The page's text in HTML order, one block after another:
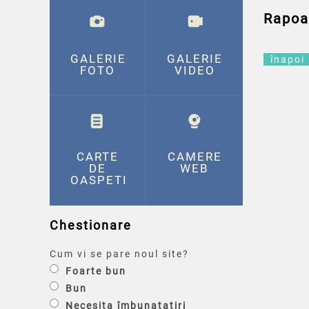
înapoi
GALERIE
FOTO
GALERIE
VIDEO
CARTE
DE
OASPETI
CAMERE
WEB
Chestionare
Cum vi se pare noul site?
Foarte bun
Bun
Necesita îmbunatatiri